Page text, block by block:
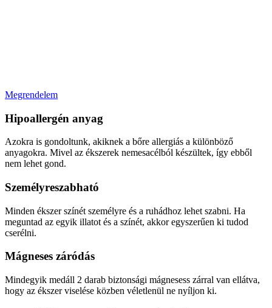
Megrendelem
Hipoallergén anyag
Azokra is gondoltunk, akiknek a bőre allergiás a különböző
anyagokra. Mivel az ékszerek nemesacélból készültek, így ebből
nem lehet gond.
Személyreszabható
Minden ékszer színét személyre és a ruhádhoz lehet szabni. Ha
meguntad az egyik illatot és a színét, akkor egyszerűen ki tudod
cserélni.
Mágneses záródás
Mindegyik medáll 2 darab biztonsági mágnesess zárral van ellátva,
hogy az ékszer viselése közben véletlenül ne nyíljon ki.